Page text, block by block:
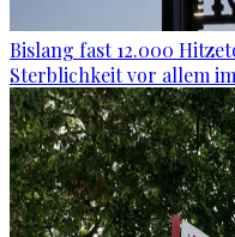
Bislang fast 12.000
Sterblichkeit vor allem